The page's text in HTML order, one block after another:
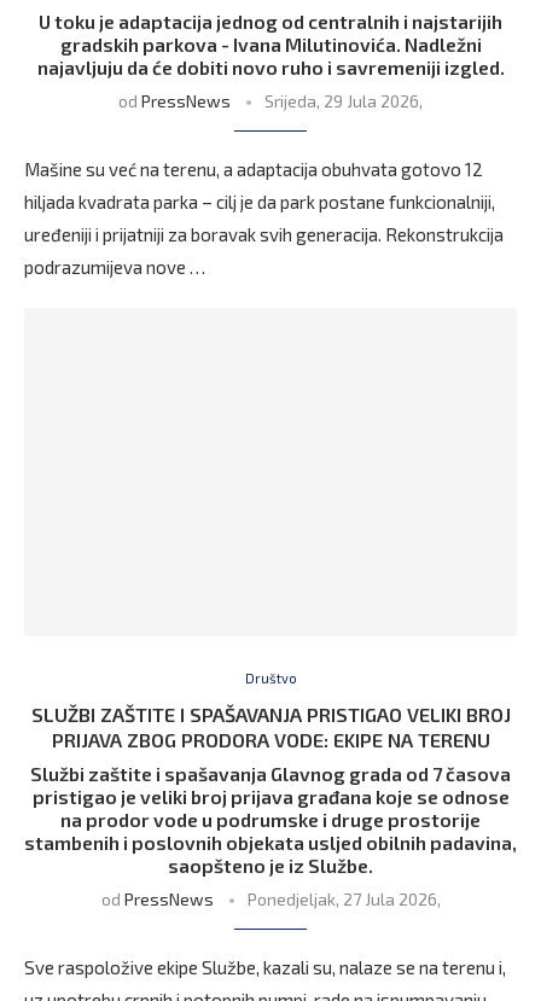
U toku je adaptacija jednog od centralnih i najstarijih
gradskih parkova - Ivana Milutinovića. Nadležni
najavljuju da će dobiti novo ruho i savremeniji izgled.
od PressNews Srijeda, 29 Jula 2026,
Mašine su već na terenu, a adaptacija obuhvata gotovo 12
hiljada kvadrata parka – cilj je da park postane funkcionalniji,
uređeniji i prijatniji za boravak svih generacija. Rekonstrukcija
podrazumijeva nove …
Društvo
SLUŽBI ZAŠTITE I SPAŠAVANJA PRISTIGAO VELIKI BROJ
PRIJAVA ZBOG PRODORA VODE: EKIPE NA TERENU
Službi zaštite i spašavanja Glavnog grada od 7 časova
pristigao je veliki broj prijava građana koje se odnose
na prodor vode u podrumske i druge prostorije
stambenih i poslovnih objekata usljed obilnih padavina,
saopšteno je iz Službe.
od PressNews Ponedjeljak, 27 Jula 2026,
Sve raspoložive ekipe Službe, kazali su, nalaze se na terenu i,